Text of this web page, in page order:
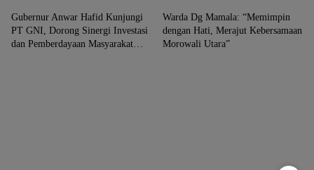
Gubernur Anwar Hafid Kunjungi
PT GNI, Dorong Sinergi Investasi
dan Pemberdayaan Masyarakat
Warda Dg Mamala: “Memimpin
dengan Hati, Merajut Kebersamaan
Morowali Utara”